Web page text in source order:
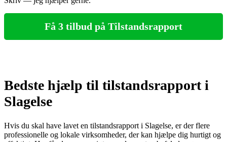
Få 3 tilbud på Tilstandsrapport
Bedste hjælp til tilstandsrapport i
Slagelse
Hvis du skal have lavet en tilstandsrapport i Slagelse, er der flere
professionelle og lokale virksomheder, der kan hjælpe dig hurtigt og